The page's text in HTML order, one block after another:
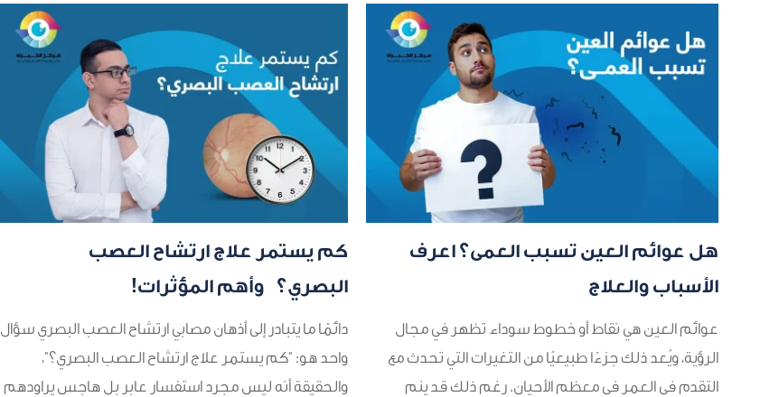
هل عوائم العين تسبب العمى؟ اعرف
الأسباب والعلاج
عوائم العين هي نقاط أو خطوط سوداء تظهر في مجال
الرؤية، ويُعد ذلك جزءًا طبيعيًا من التغيرات التي تحدث مع
التقدم في العمر في معظم الأحيان. رغم ذلك قد ينم
كم يستمر علاج ارتشاح العصب
البصري؟ وأهم المؤثرات!
دائمًا ما يتبادر إلى أذهان مصابي ارتشاح العصب البصري سؤال
واحد هو: "كم يستمر علاج ارتشاح العصب البصري؟"،
والحقيقة أنه ليس مجرد استفسار عابر بل هاجس يراودهم